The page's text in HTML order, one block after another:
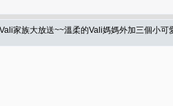
家族大放送~~溫柔的Vali媽媽外加三個小可